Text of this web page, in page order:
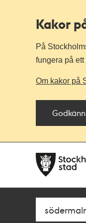
Kakor
På
fungera på ett
Om kakor på
navigationen
huvudinnehållet
Sök